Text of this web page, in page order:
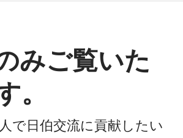
みご覧いた
。
で日伯交流に貢献したい